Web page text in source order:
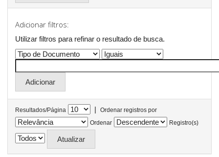
Adicionar filtros:
Utilizar filtros para refinar o resultado de busca.
Resultados/Página |
Ordenar registros por
Ordenar
Registro(s)